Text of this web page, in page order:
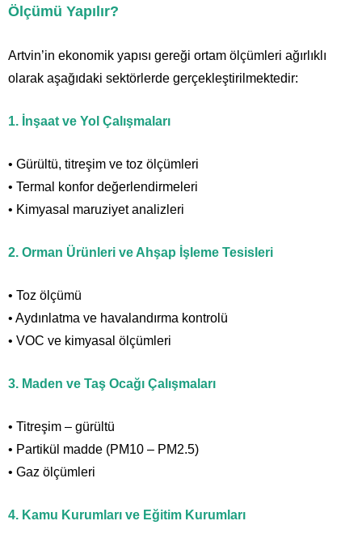
Ölçümü Yapılır?
Artvin’in ekonomik yapısı gereği ortam ölçümleri ağırlıklı
olarak aşağıdaki sektörlerde gerçekleştirilmektedir:
1. İnşaat ve Yol Çalışmaları
• Gürültü, titreşim ve toz ölçümleri
• Termal konfor değerlendirmeleri
• Kimyasal maruziyet analizleri
2. Orman Ürünleri ve Ahşap İşleme Tesisleri
• Toz ölçümü
• Aydınlatma ve havalandırma kontrolü
• VOC ve kimyasal ölçümleri
3. Maden ve Taş Ocağı Çalışmaları
• Titreşim – gürültü
• Partikül madde (PM10 – PM2.5)
• Gaz ölçümleri
4. Kamu Kurumları ve Eğitim Kurumları